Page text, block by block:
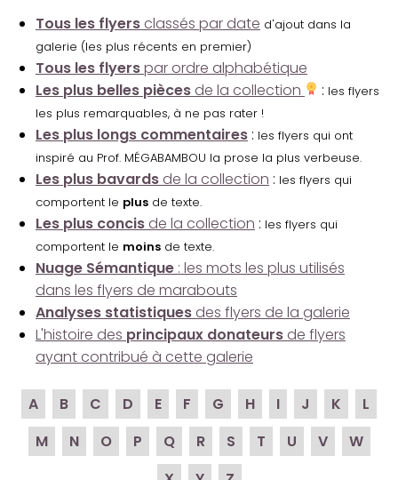
Tous les flyers classés par date d'ajout dans la
galerie (les plus récents en premier)
Tous les flyerspar ordre alphabétique
Les plus belles pièces de la collection : les flyers
les plus remarquables, à ne pas rater !
Les plus longs commentaires : les flyers qui ont
inspiré au Prof. MÉGABAMBOU la prose la plus verbeuse.
Les plus bavards de la collection : les flyers qui
comportent le plus de texte.
Les plus concis de la collection : les flyers qui
comportent le moins de texte.
Nuage Sémantique : les mots les plus utilisés
dans les flyers de marabouts
Analyses statistiques des flyers de la galerie
L'histoire des principaux donateurs de flyers
ayant contribué à cette galerie
A B C D E F G H I J K
L
M
N O P Q R S T U V
W